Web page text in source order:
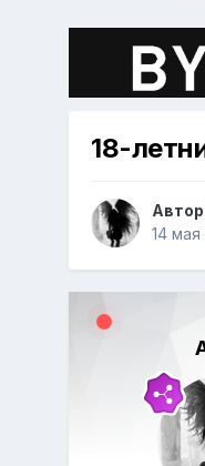
18-
14 мая